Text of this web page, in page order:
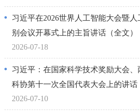
习近平在2026世界人工智能大会暨
别会议开幕式上的主旨讲话（全文）
2026-07-18
习近平：在国家科学技术奖励大会、
科协第十一次全国代表大会上的讲话
2026-07-10